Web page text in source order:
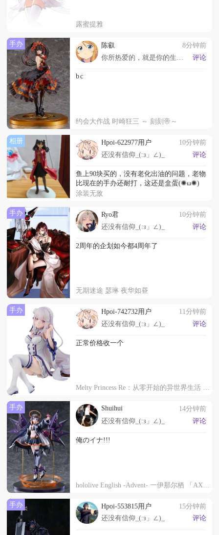
露蜜提雅
手办 陈叡
8分钟前
评论
b c
约会大作战 时崎狂三 ～ 刻刻帝～
相册 Hpoi-622977用户
10分钟前
还没有信仰_(:з」∠)_
评论
鱼上90块买的，没有老化出油的问题，老物
比现在的手办还耐打，这还是盒蛋(✺ω✺)
涂装无敌
手办 Ryo君
10分钟前
还没有信仰_(:з」∠)_
评论
2周年的企划如今都4周年了
无期迷途 瑟琳 夜华如昼
手办 Hpoi-742732用户
11分钟前
还没有信仰_(:з」∠)_
评论
正常价格收一个
Melty Princess Re：从零开始的异世界生活 掌中爱蜜莉雅
手办 Shuihui
14分钟前
还没有信仰_(:з」∠)_
评论
俺のイナ!!!
手办 Hpoi-553815用户
15分钟前
还没有信仰_(:з」∠)_
评论